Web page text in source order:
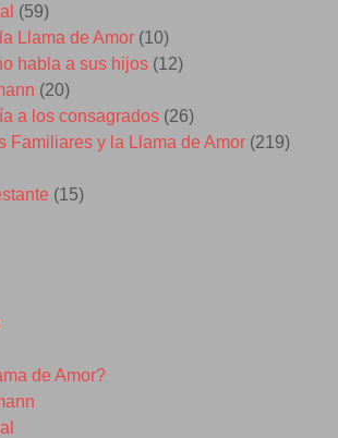
(59)
Llama de Amor (10)
habla a sus hijos (12)
(20)
a los consagrados (26)
Familiares y la Llama de Amor (219)
(15)
de Amor?